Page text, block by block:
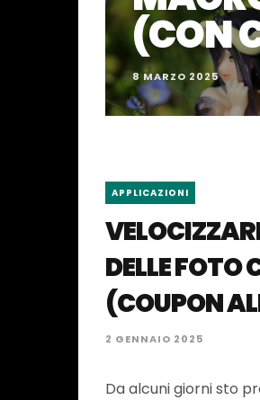
(CON
8 MARZO 2025
APPLICAZIONI
DELLE FOTO
(COUPON
2 GENNAIO 2025
Da alcuni giorni sto